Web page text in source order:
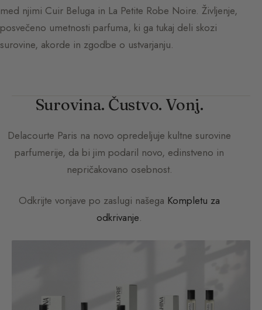
med njimi Cuir Beluga in La Petite Robe Noire. Življenje,
posvečeno umetnosti parfuma, ki ga tukaj deli skozi
surovine, akorde in zgodbe o ustvarjanju.
Surovina. Čustvo. Vonj.
Delacourte Paris na novo opredeljuje kultne surovine
parfumerije, da bi jim podaril novo, edinstveno in
nepričakovano osebnost.
Odkrijte vonjave po zaslugi našega Kompletu za
odkrivanje.